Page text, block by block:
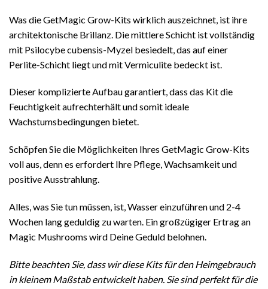
Was die GetMagic Grow-Kits wirklich auszeichnet, ist ihre
architektonische Brillanz. Die mittlere Schicht ist vollständig
mit Psilocybe cubensis-Myzel besiedelt, das auf einer
Perlite-Schicht liegt und mit Vermiculite bedeckt ist.
Dieser komplizierte Aufbau garantiert, dass das Kit die
Feuchtigkeit aufrechterhält und somit ideale
Wachstumsbedingungen bietet.
Schöpfen Sie die Möglichkeiten Ihres GetMagic Grow-Kits
voll aus, denn es erfordert Ihre Pflege, Wachsamkeit und
positive Ausstrahlung.
Alles, was Sie tun müssen, ist, Wasser einzuführen und 2-4
Wochen lang geduldig zu warten. Ein großzügiger Ertrag an
Magic Mushrooms wird Deine Geduld belohnen.
Bitte beachten Sie, dass wir diese Kits für den Heimgebrauch
in kleinem Maßstab entwickelt haben. Sie sind perfekt für die